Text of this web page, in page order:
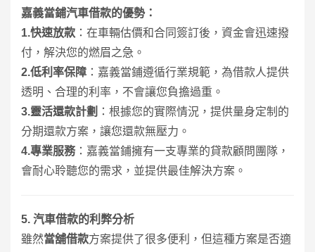
嘉義當鋪汽車借款的優勢：
1.快速放款 ：在車輛估價和合同簽訂後，資金會迅速撥
付，解決您的燃眉之急。
2.低利率保障 ：嘉義當鋪遵循行業規範，為借款人提供
透明、合理的利率，不會讓您負擔過重。
3.靈活還款計劃 ：根據您的實際情況，提供量身定制的
分期還款方案，讓您還款無壓力。
4.專業服務 ：嘉義當鋪擁有一支專業的貸款顧問團隊，
會耐心聆聽您的需求，並提供最佳解決方案。
5. 汽車借款的利弊分析
雖然當舖借款方案提供了很多便利，但這種方案是否適